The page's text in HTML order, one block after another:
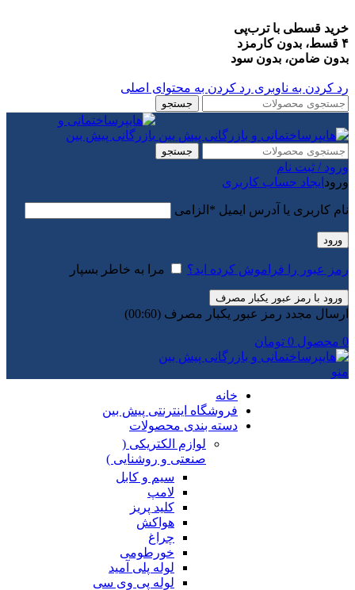
خرید قسطی با ترب‌پی
۴ قسط، بدون کارمزد
بدون ضامن، بدون سود
رد کردن به ناوبری رد کردن به محتوای اصلی
جستجو
جستجو
ورود / ثبت نام
ورود ایجاد حساب کاربری
نام کاربری یا آدرس ایمیل * الزامی
ورود
رمز عبور را فراموش کرده اید؟ مرا به خاطر بسپار
ورود با رمز عبور یکبار مصرف
ارسال مجدد رمز عبور یکبار مصرف (00:
60
)
0 محصول 0 تومان
منو
خانه
فروشگاه اینترنتی پیش بین
دسته بندی محصولات
لوازم الکتریکی (
صنعتی و روشنایی )
سیم و کابل
لامپ
کلید پریز
هواکش
چراغ
خورطومی
لوله پلی آمید
لوله پی وی سی